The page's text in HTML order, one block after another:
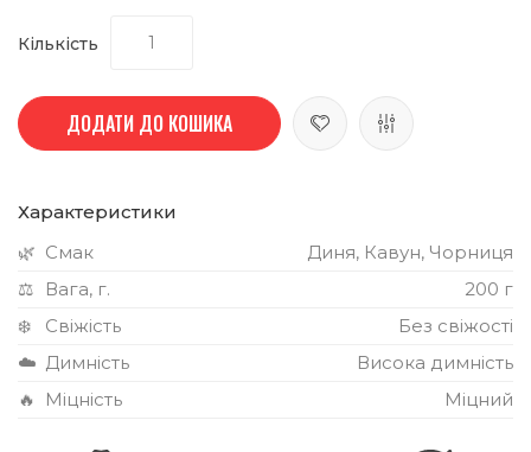
Кількість
ДОДАТИ ДО КОШИКА
Характеристики
🌿 Смак
Диня, Кавун, Чорниця
⚖️
Вага, г.
200 г
❄️
Свіжість
Без свіжості
☁️ Димність
Висока димність
🔥
Міцність Міцний